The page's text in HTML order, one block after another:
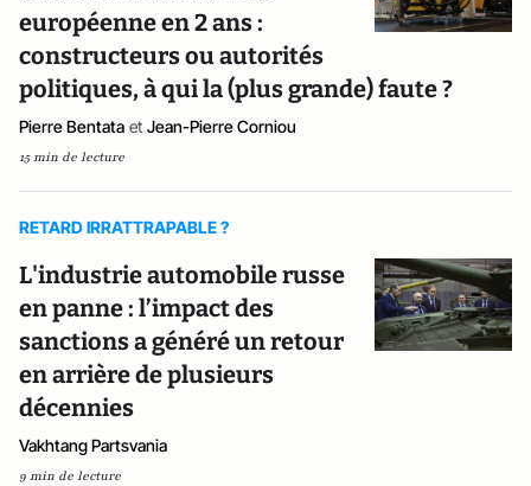
européenne en 2 ans :
constructeurs ou autorités
politiques, à qui la (plus grande) faute ?
Pierre Bentata et Jean-Pierre Corniou
15 min de lecture
RETARD IRRATTRAPABLE ?
L'industrie automobile russe
en panne : l’impact des
sanctions a généré un retour
en arrière de plusieurs
décennies
Vakhtang Partsvania
9 min de lecture